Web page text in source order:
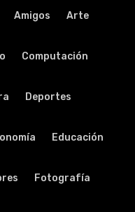
Amigos Arte
Computación
Deportes
Educación
Fotografía